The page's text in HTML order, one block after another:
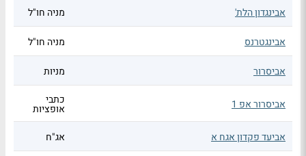
אבינגדון הלת' מניה חו"ל
אבינגטרנס מניה חו"ל
אביסרור מניות
אביסרור אפ 1 כתבי
אופציות
אביעד פקדון אגח א
אג"ח